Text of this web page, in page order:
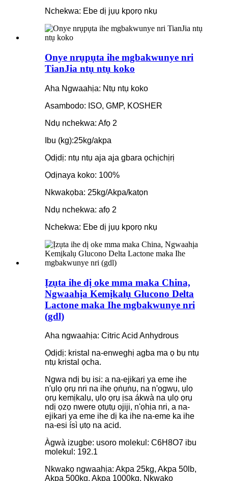
Nchekwa: Ebe dị jụụ kpọrọ nkụ
Onye nrụpụta ihe mgbakwunye nri
TianJia ntụ ntụ koko
Aha Ngwaahịa: Ntụ ntụ koko
Asambodo: ISO, GMP, KOSHER
Ndụ nchekwa: Afọ 2
Ibu (kg):25kg/akpa
Ọdịdị: ntụ ntụ aja aja gbara ọchịchịrị
Ọdịnaya koko: 100%
Nkwakọba: 25kg/Akpa/katọn
Ndụ nchekwa: afọ 2
Nchekwa: Ebe dị jụụ kpọrọ nkụ
Ịzụta ihe dị oke mma maka China,
Ngwaahịa Kemịkalụ Glucono Delta
Lactone maka Ihe mgbakwunye nri
(gdl)
Aha ngwaahịa: Citric Acid Anhydrous
Ọdịdị: kristal na-enweghị agba ma ọ bụ ntụ
ntụ kristal ọcha.
Ngwa ndị bụ isi: a na-ejikarị ya eme ihe
n'ụlọ ọrụ nri na ihe ọṅụṅụ, na n'ọgwụ, ụlọ
ọrụ kemịkalụ, ụlọ ọrụ ịsa ákwà na ụlọ ọrụ
ndị ọzọ nwere ọtụtụ ojiji, n'ọhịa nri, a na-
ejikarị ya eme ihe dị ka ihe na-eme ka ihe
na-esi ísì ụtọ na acid.
Àgwà izugbe: usoro molekul: C6H8O7 ibu
molekul: 192.1
Nkwakọ ngwaahịa: Akpa 25kg, Akpa 50lb,
Akpa 500kg, Akpa 1000kg, Nkwakọ